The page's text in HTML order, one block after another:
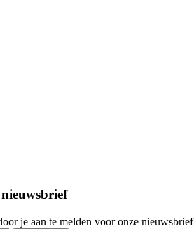
je aan te melden voor onze nieuwsbrief